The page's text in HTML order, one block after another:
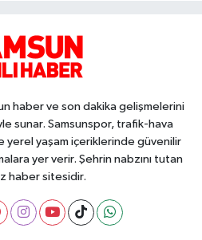
haber ve son dakika gelişmelerini
sunar. Samsunspor, trafik-hava
yerel yaşam içeriklerinde güvenilir
yer verir. Şehrin nabzını tutan
haber sitesidir.